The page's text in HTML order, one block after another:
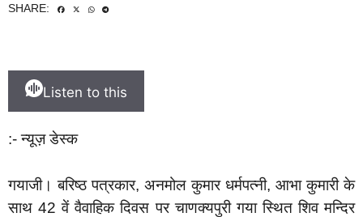
SHARE:
Listen to this
:- न्यूज़ डेस्क
गयाजी। बरिष्ठ पत्रकार, अनमोल कुमार धर्मपत्नी, आभा कुमारी के
साथ 42 वें वैवाहिक दिवस पर चाणक्यपुरी गया स्थित शिव मन्दिर